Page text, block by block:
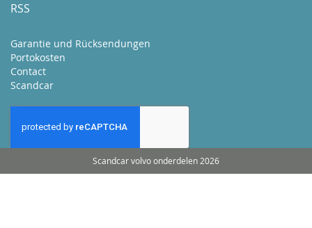
RSS
Garantie und Rücksendungen
Portokosten
Contact
Scandcar
Scandcar volvo onderdelen 2026